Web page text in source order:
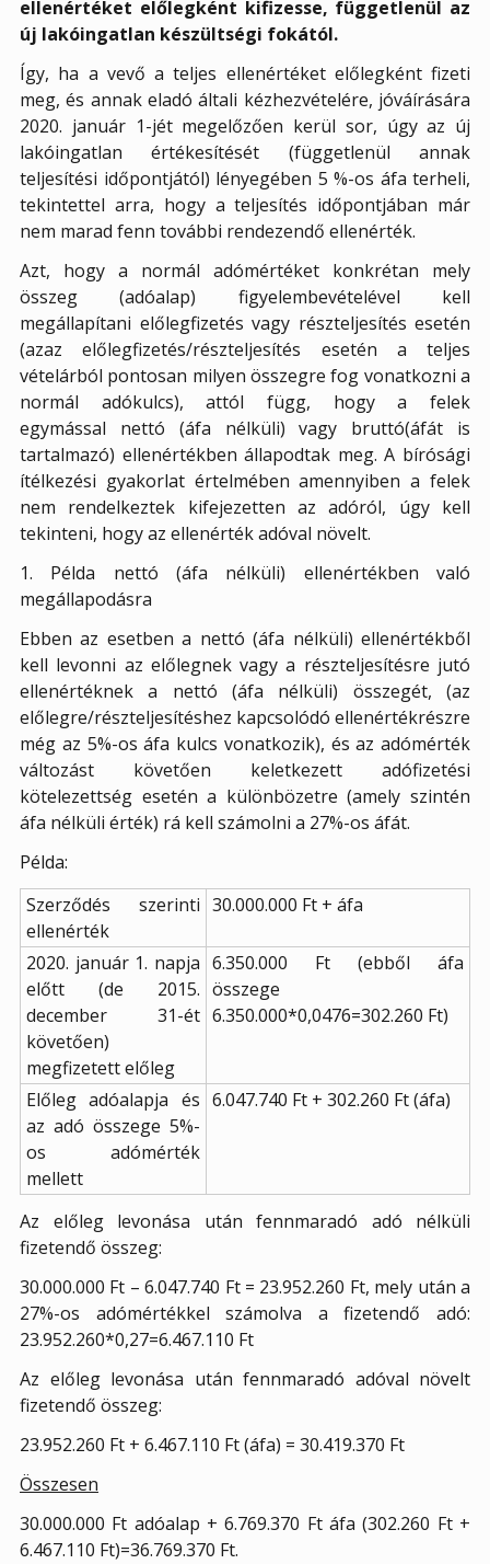
ellenértéket előlegként kifizesse, függetlenül az
új lakóingatlan készültségi fokától.
Így, ha a vevő a teljes ellenértéket előlegként fizeti
meg, és annak eladó általi kézhezvételére, jóváírására
2020. január 1-jét megelőzően kerül sor, úgy az új
lakóingatlan értékesítését (függetlenül annak
teljesítési időpontjától) lényegében 5 %-os áfa terheli,
tekintettel arra, hogy a teljesítés időpontjában már
nem marad fenn további rendezendő ellenérték.
Azt, hogy a normál adómértéket konkrétan mely
összeg (adóalap) figyelembevételével kell
megállapítani előlegfizetés vagy részteljesítés esetén
(azaz előlegfizetés/részteljesítés esetén a teljes
vételárból pontosan milyen összegre fog vonatkozni a
normál adókulcs), attól függ, hogy a felek
egymással nettó (áfa nélküli) vagy bruttó(áfát is
tartalmazó) ellenértékben állapodtak meg. A bírósági
ítélkezési gyakorlat értelmében amennyiben a felek
nem rendelkeztek kifejezetten az adóról, úgy kell
tekinteni, hogy az ellenérték adóval növelt.
1. Példa nettó (áfa nélküli) ellenértékben való
megállapodásra
Ebben az esetben a nettó (áfa nélküli) ellenértékből
kell levonni az előlegnek vagy a részteljesítésre jutó
ellenértéknek a nettó (áfa nélküli) összegét, (az
előlegre/részteljesítéshez kapcsolódó ellenértékrészre
még az 5%-os áfa kulcs vonatkozik), és az adómérték
változást követően keletkezett adófizetési
kötelezettség esetén a különbözetre (amely szintén
áfa nélküli érték) rá kell számolni a 27%-os áfát.
Példa:
Szerződés szerinti
ellenérték
30.000.000 Ft + áfa
2020. január 1. napja
előtt (de 2015.
december 31-ét
követően)
megfizetett előleg
6.350.000 Ft (ebből áfa
összege
6.350.000*0,0476=302.260 Ft)
Előleg adóalapja és
az adó összege 5%-
os adómérték
mellett
6.047.740 Ft + 302.260 Ft (áfa)
Az előleg levonása után fennmaradó adó nélküli
fizetendő összeg:
30.000.000 Ft – 6.047.740 Ft = 23.952.260 Ft, mely után a
27%-os adómértékkel számolva a fizetendő adó:
23.952.260*0,27=6.467.110 Ft
Az előleg levonása után fennmaradó adóval növelt
fizetendő összeg:
23.952.260 Ft + 6.467.110 Ft (áfa) = 30.419.370 Ft
Összesen
30.000.000 Ft adóalap + 6.769.370 Ft áfa (302.260 Ft +
6.467.110 Ft)=36.769.370 Ft.